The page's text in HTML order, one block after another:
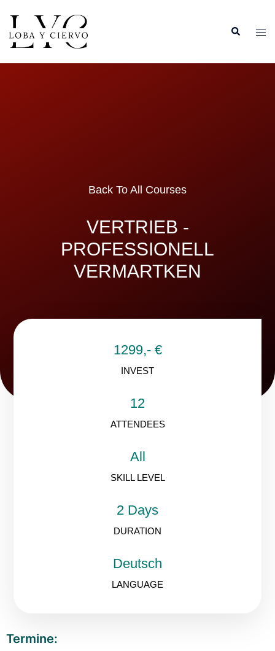
Back To All Courses
VERTRIEB -
PROFESSIONELL
VERMARTKEN
1299,- €
INVEST
12
ATTENDEES
All
SKILL LEVEL
2 Days
DURATION
Deutsch
LANGUAGE
Termine: